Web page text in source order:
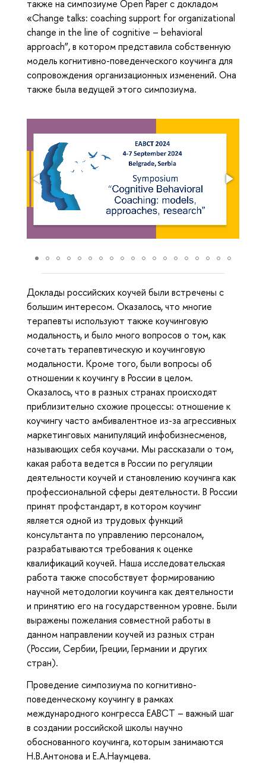
также на симпозиуме Open Paper с докладом
«Change talks: coaching support for organizational
change in the line of cognitive – behavioral
approach”, в котором представила собственную
модель когнитивно-поведенческого коучинга для
сопровождения организационных изменений. Она
также была ведущей этого симпозиума.
Доклады российских коучей были встречены с
большим интересом. Оказалось, что многие
терапевты используют также коучинговую
модальность, и было много вопросов о том, как
сочетать терапевтическую и коучинговую
модальности. Кроме того, были вопросы об
отношении к коучингу в России в целом.
Оказалось, что в разных странах происходят
приблизительно схожие процессы: отношение к
коучингу часто амбивалентное из-за агрессивных
маркетинговых манипуляций инфобизнесменов,
называющих себя коучами. Мы рассказали о том,
какая работа ведется в России по регуляции
деятельности коучей и становлению коучинга как
профессиональной сферы деятельности. В России
принят профстандарт, в котором коучинг
является одной из трудовых функций
консультанта по управлению персоналом,
разрабатываются требования к оценке
квалификаций коучей. Наша исследовательская
работа также способствует формированию
научной методологии коучинга как деятельности
и принятию его на государственном уровне. Были
выражены пожелания совместной работы в
данном направлении коучей из разных стран
(России, Сербии, Греции, Германии и других
стран).
Проведение симпозиума по когнитивно-
поведенческому коучингу в рамках
международного конгресса EABCT – важный шаг
в создании российской школы научно
обоснованного коучинга, которым занимаются
Н.В.Антонова и Е.А.Наумцева.